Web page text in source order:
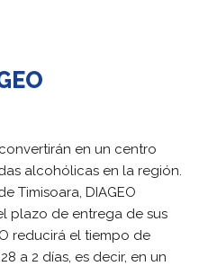
en un centro
alcohólicas en la región.
Timisoara, DIAGEO
plazo de entrega de sus
reducirá el tiempo de
a 2 días, es decir, en un